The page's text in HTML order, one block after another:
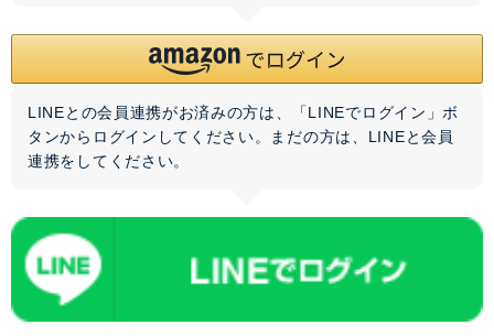
LINEとの会員連携がお済みの方は、「LINEでログイン」ボ
タンからログインしてください。まだの方は、 LINEと会員
連携をしてください。